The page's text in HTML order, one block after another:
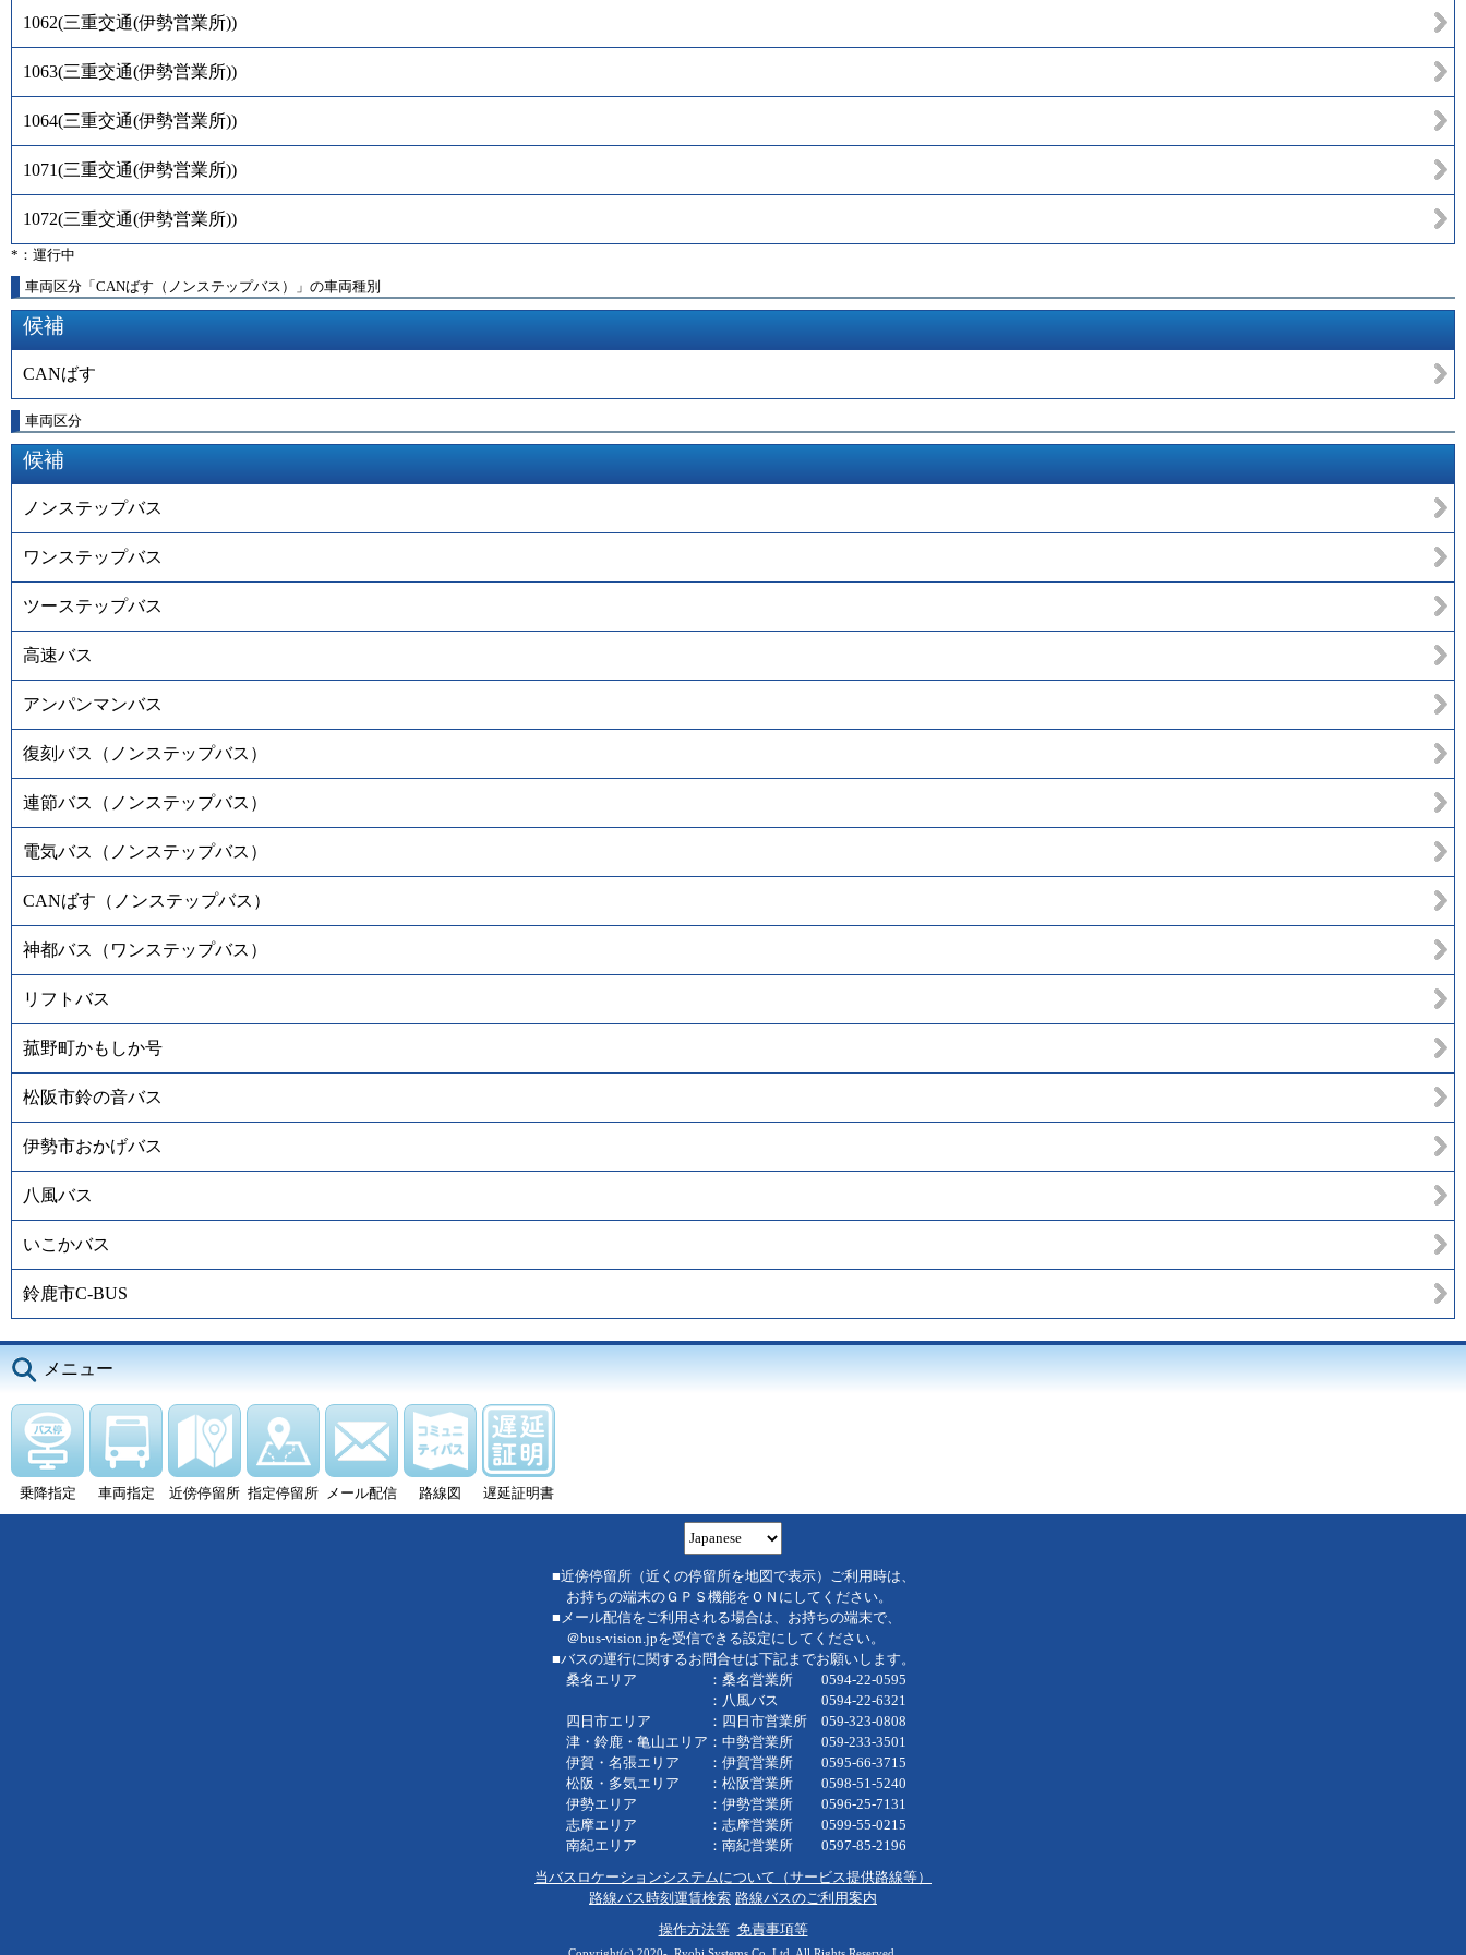
1062(三重交通(伊勢営業所))
1063(三重交通(伊勢営業所))
1064(三重交通(伊勢営業所))
1071(三重交通(伊勢営業所))
1072(三重交通(伊勢営業所))
*：運行中
車両区分「CANばす（ノンステップバス）」の車両種別
候補
CANばす
車両区分
候補
ノンステップバス
ワンステップバス
ツーステップバス
高速バス
アンパンマンバス
復刻バス（ノンステップバス）
連節バス（ノンステップバス）
電気バス（ノンステップバス）
CANばす（ノンステップバス）
神都バス（ワンステップバス）
リフトバス
菰野町かもしか号
松阪市鈴の音バス
伊勢市おかげバス
八風バス
いこかバス
鈴鹿市C-BUS
メニュー
乗降指定 車両指定 近傍停留所 指定停留所 メール配信 路線図 遅延証明書
■近傍停留所（近くの停留所を地図で表示）ご利用時は、
お持ちの端末のＧＰＳ機能をＯＮにしてください。
■メール配信をご利用される場合は、お持ちの端末で、
＠bus-vision.jpを受信できる設定にしてください。
■バスの運行に関するお問合せは下記までお願いします。
桑名エリア ：桑名営業所 0594-22-0595
：八風バス 0594-22-6321
四日市エリア ：四日市営業所 059-323-0808
津・鈴鹿・亀山エリア：中勢営業所 059-233-3501
伊賀・名張エリア ：伊賀営業所 0595-66-3715
松阪・多気エリア ：松阪営業所 0598-51-5240
伊勢エリア ：伊勢営業所 0596-25-7131
志摩エリア ：志摩営業所 0599-55-0215
南紀エリア ：南紀営業所 0597-85-2196
当バスロケーションシステムについて（サービス提供路線等）
路線バス時刻運賃検索 路線バスのご利用案内
操作方法等 免責事項等